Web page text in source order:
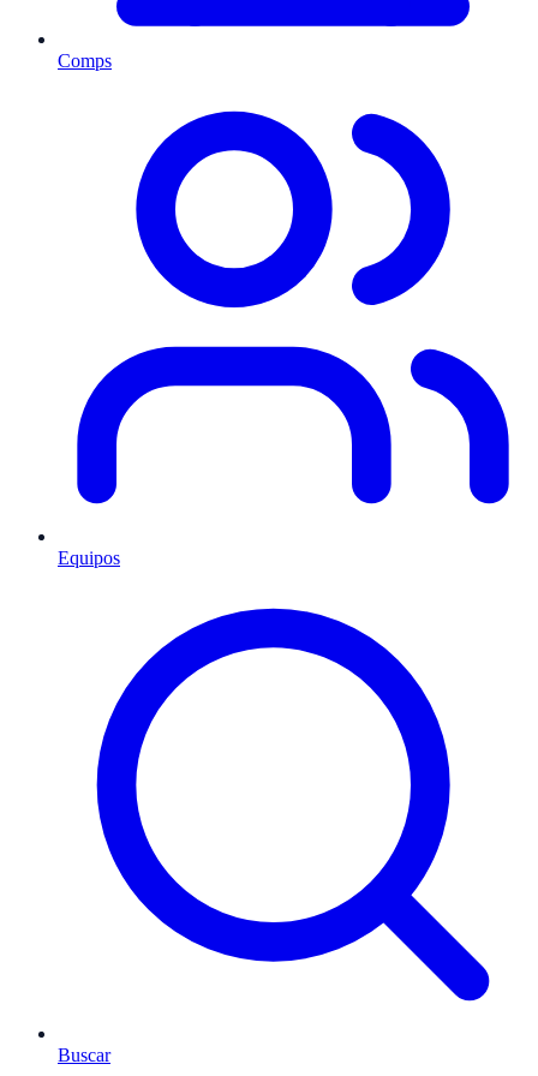
Comps
Equipos
Buscar